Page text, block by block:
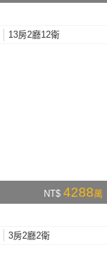
13房2廳12衛
NT$ 4288萬
3房2廳2衛